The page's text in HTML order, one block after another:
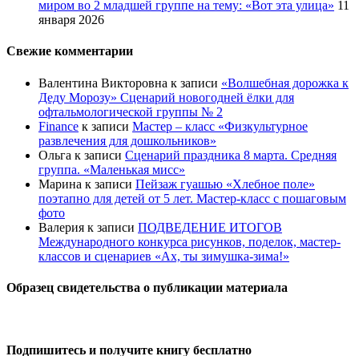
миром во 2 младшей группе на тему: «Вот эта улица» 11
января 2026
Свежие комментарии
Валентина Викторовна к записи «Волшебная дорожка к
Деду Морозу» Сценарий новогодней ёлки для
офтальмологической группы № 2
Finance к записи Мастер – класс «Физкультурное
развлечения для дошкольников»
Ольга к записи Сценарий праздника 8 марта. Средняя
группа. «Маленькая мисс»
Марина к записи Пейзаж гуашью «Хлебное поле»
поэтапно для детей от 5 лет. Мастер-класс с пошаговым
фото
Валерия к записи ПОДВЕДЕНИЕ ИТОГОВ
Международного конкурса рисунков, поделок, мастер-
классов и сценариев «Ах, ты зимушка-зима!»
Образец свидетельства о публикации материала
Подпишитесь и получите книгу бесплатно